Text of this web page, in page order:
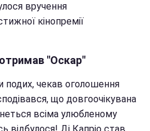
вручення
кінопремії
"Оскар"
подих, чекав оголошення
що довгоочікувана
всіма улюбленому